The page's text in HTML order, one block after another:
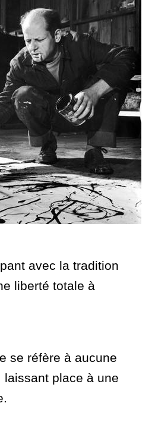
avec la tradition
liberté totale à
se réfère à aucune
laissant place à une